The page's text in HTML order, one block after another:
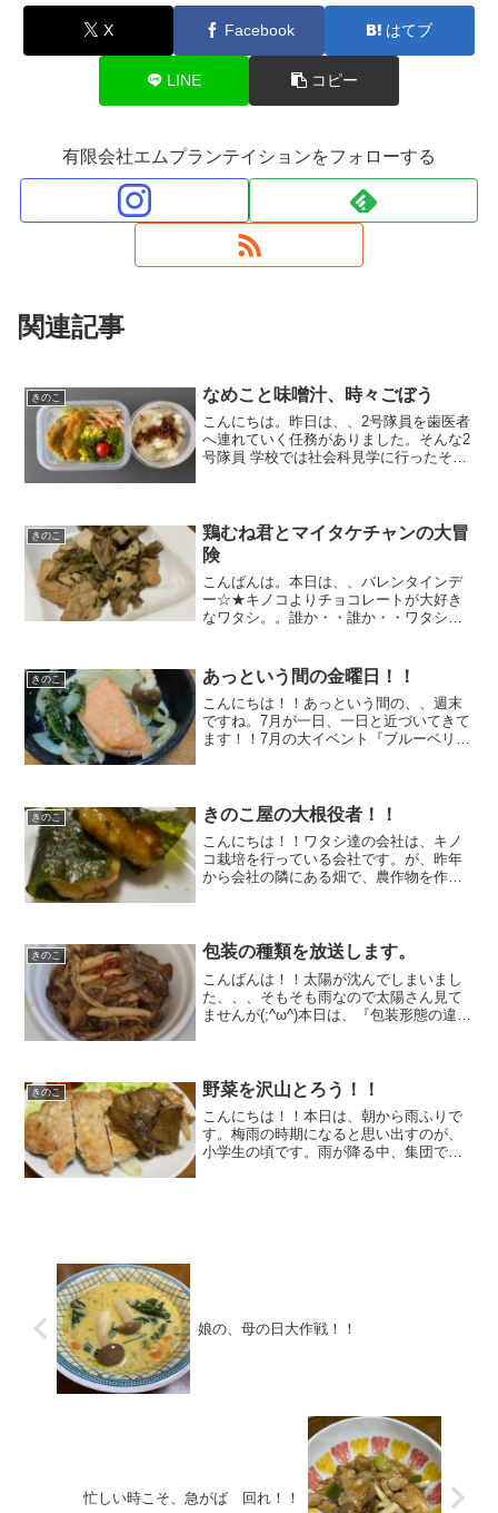
X Facebook はてブ
LINE コピー
有限会社エムプランテイションをフォローする
関連記事
きのこ なめこと味噌汁、時々ごぼう
こんにちは。昨日は、、2号隊員を歯医者
へ連れていく任務がありました。そんな2
号隊員 学校では社会科見学に行ったそう
シを1本買って...
きのこ
鶏むね君とマイタケチャンの大冒
険
こんばんは。本日は、、バレンタインデ
ー☆★キノコよりチョコレートが大好き
なワタシ。。誰か・・誰か・・ワタシに
た！！！！もう、、マイアミの奇跡
か！！いや、ジョホ...
きのこ あっという間の金曜日！！
こんにちは！！あっという間の、、週末
ですね。7月が一日、一日と近づいてきて
ます！！7月の大イベント『ブルーベリー
す。準備の為、アチ...
きのこ きのこ屋の大根役者！！
こんにちは！！ワタシ達の会社は、キノ
コ栽培を行っている会社です。が、昨年
から会社の隣にある畑で、農作物を作る
ろうと思ってしまった為、...
きのこ 包装の種類を放送します。
こんばんは！！太陽が沈んでしまいまし
た、、、そもそも雨なので太陽さん見て
ませんが(;^ω^)本日は、『包装形態の違い
に産まれてきた子...
きのこ 野菜を沢山とろう！！
こんにちは！！本日は、朝から雨ふりで
す。梅雨の時期になると思い出すのが、
小学生の頃です。雨が降る中、集団で登
娘の、母の日大作戦！！
忙しい時こそ、急がば 回れ！！